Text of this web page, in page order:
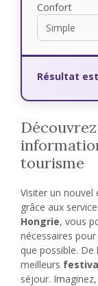
Confort
Résultat
tourisme
Visiter un
grâce aux
Hongrie, vous
nécessaires
que possible. De
meilleurs
séjour.